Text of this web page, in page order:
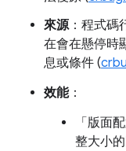
來源：程式碼
在會在懸停時
息或條件 (
效能：
「版面
整大小